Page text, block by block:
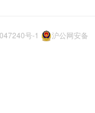
号-1
沪公网安备